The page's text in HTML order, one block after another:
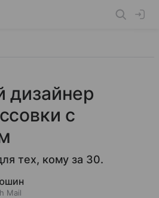
дизайнер
с
тех, кому за 30.
Mail